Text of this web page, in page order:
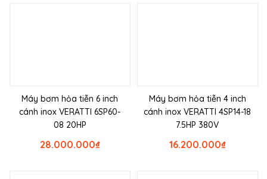
Máy bơm hỏa tiễn 6 inch
cánh inox VERATTI 6SP60-
08 20HP
₫
28.000.000
Máy bơm hỏa tiễn 4 inch
cánh inox VERATTI 4SP14-18
7.5HP 380V
₫
16.200.000